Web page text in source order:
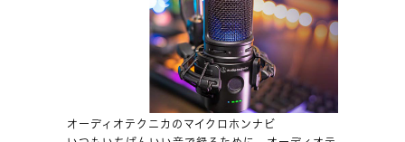
オーディオテクニカのマイクロホンナビ